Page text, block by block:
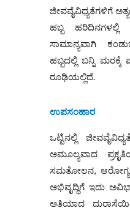
ಜೀವವೈವಿಧ್ಯತೆಗಳಿಗೆ
ಹಬ್ಬ ಹರಿದಿನಗಳಲ್ಲಿ
ಸಾಮಾನ್ಯವಾಗಿ
ಹಬ್ಬದಲ್ಲಿ ಬನ್ನಿ ಮರಕ್ಕೆ
ರೂಢಿಯಲ್ಲಿದೆ.
ಉಪಸಂಹಾರ
ಒಟ್ಟಿನಲ್ಲಿ
ಅಮೂಲ್ಯವಾದ
ಸಮತೋಲನ,
ಅಭಿವೃದ್ಧಿಗೆ ಇದು
ಅತಿಯಾದ